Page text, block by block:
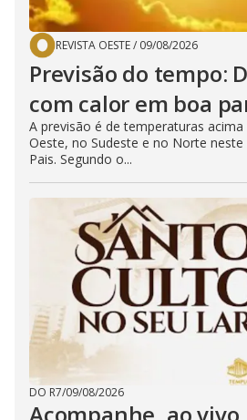
REVISTA OESTE/ 09/08/2026
Previsão do tempo:
com calor em boa
A previsão é de temperaturas acima
Oeste, no Sudeste e no Norte
Pais. Segundo o...
DO R7/09/08/2026